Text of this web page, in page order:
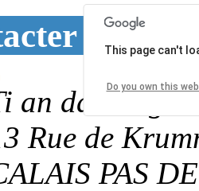
an
Rue de
PAS
This page can't
Do you own this